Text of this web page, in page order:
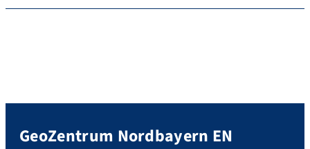
GeoZentrum Nordbayern EN